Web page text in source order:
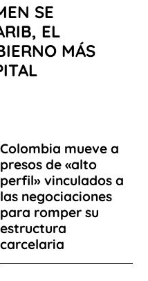
SE
EL
MÁS
Colombia mueve a
presos de «alto
perfil» vinculados a
las negociaciones
para romper su
estructura
carcelaria